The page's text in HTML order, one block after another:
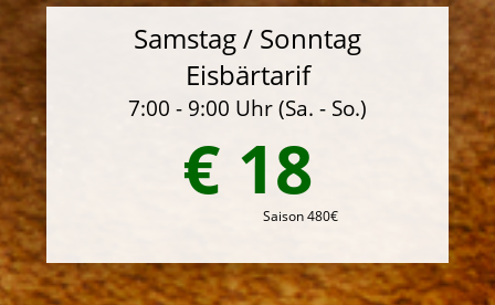
Samstag / Sonntag
Eisbärtarif
7:00 - 9:00 Uhr (Sa. - So.)
€ 18
Saison 480€